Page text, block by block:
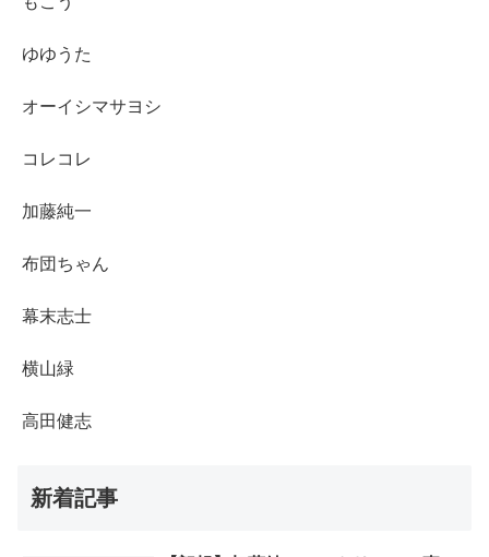
ゆゆうた
オーイシマサヨシ
コレコレ
加藤純一
布団ちゃん
幕末志士
横山緑
高田健志
新着記事